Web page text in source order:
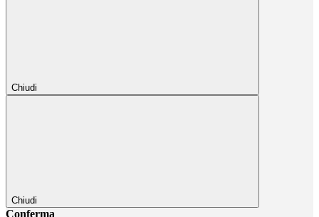
Chiudi
Chiudi
Conferma